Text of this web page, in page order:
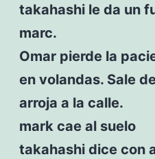
takahashi le da un
marc.
Omar pierde la
en volandas. Sale
arroja a la calle.
mark cae al suelo
takahashi dice con